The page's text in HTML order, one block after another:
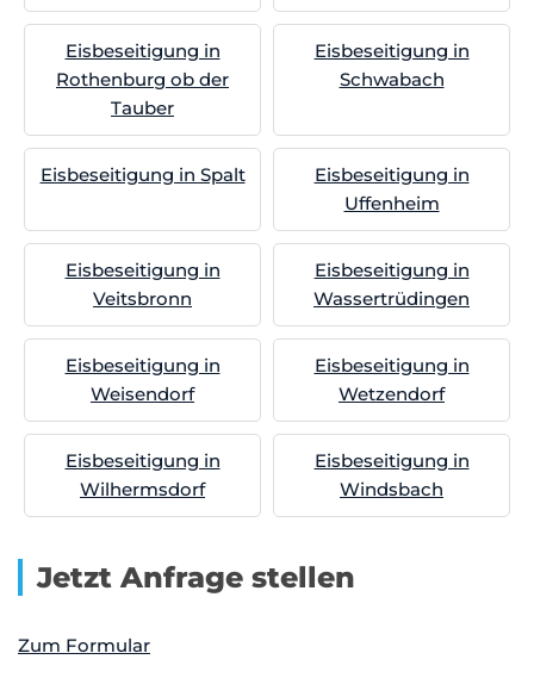
Eisbeseitigung in
Rothenburg ob der
Tauber
Eisbeseitigung in
Schwabach
Eisbeseitigung in Spalt
Eisbeseitigung in
Uffenheim
Eisbeseitigung in
Veitsbronn
Eisbeseitigung in
Wassertrüdingen
Eisbeseitigung in
Weisendorf
Eisbeseitigung in
Wetzendorf
Eisbeseitigung in
Wilhermsdorf
Eisbeseitigung in
Windsbach
Jetzt Anfrage stellen
Zum Formular